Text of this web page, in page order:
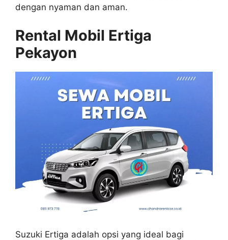
dengan nyaman dan aman.
Rental Mobil Ertiga
Pekayon
Suzuki Ertiga adalah opsi yang ideal bagi